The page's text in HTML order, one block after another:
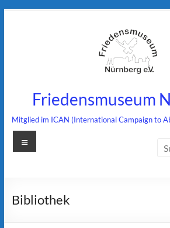
Friedensmuseum
Mitglied im ICAN (International Campaign to
Menü
Bibliothek